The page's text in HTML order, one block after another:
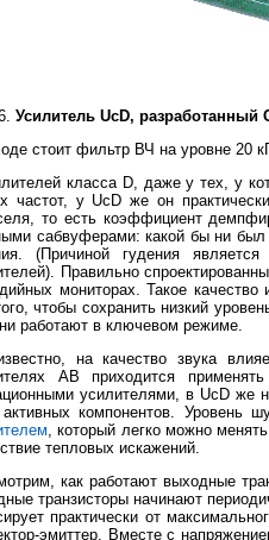
Усилитель UcD, разработанный
стоит фильтр ВЧ на уровне 20
класса D, даже у тех, у
частот, у UcD же он
то есть коэффициент
сабвуферами: какой бы ни был
(Причиной гудения
Правильно
мониторах. Такое качество
чтобы сохранить низкий
работают в ключевом режиме.
на качество звука
АВ приходится
усилителями, в UcD же
компонентов. Уровень
, который легко можно
тепловых искажений.
как работают выходные
транзисторы начинают
практически от
эмиттер. Вместе с